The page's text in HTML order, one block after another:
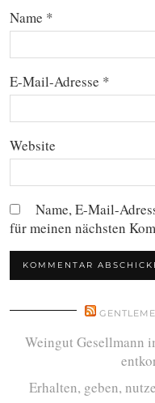
Name *
E-Mail-Adresse *
Website
Name, E-Mail-
für meinen nächsten
Weingut Gesellmann
Erhalten, geben,